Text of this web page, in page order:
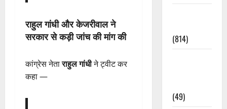
राहुल गांधी और केजरीवाल ने
सरकार से कड़ी जांच की मांग की
कांग्रेस नेताराहुल गांधीने ट्वीट कर
कहा —
(814)
(49)